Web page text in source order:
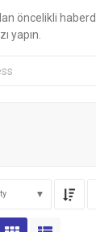
öncelikli
yapın.